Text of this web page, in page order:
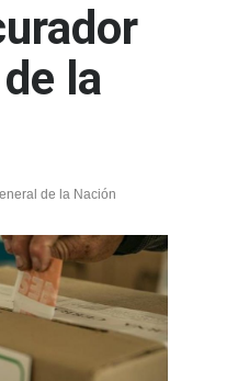
la
de la Nación